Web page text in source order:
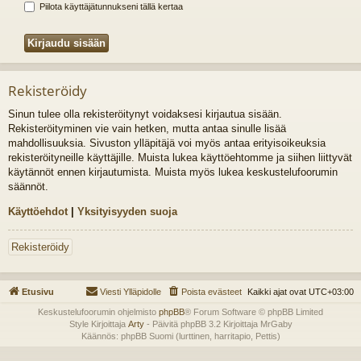
Piilota käyttäjätunnukseni tällä kertaa
Rekisteröidy
Sinun tulee olla rekisteröitynyt voidaksesi kirjautua sisään.
Rekisteröityminen vie vain hetken, mutta antaa sinulle lisää
mahdollisuuksia. Sivuston ylläpitäjä voi myös antaa erityisoikeuksia
rekisteröityneille käyttäjille. Muista lukea käyttöehtomme ja siihen liittyvät
käytännöt ennen kirjautumista. Muista myös lukea keskustelufoorumin
säännöt.
Käyttöehdot | Yksityisyyden suoja
Rekisteröidy
Etusivu Kaikki ajat ovat UTC+03:00
Poista evästeet
Viesti Ylläpidolle
Keskustelufoorumin ohjelmisto phpBB® Forum Software © phpBB Limited
Style Kirjoittaja Arty- Päivitä phpBB 3.2 Kirjoittaja MrGaby
Käännös: phpBB Suomi (lurttinen, harritapio, Pettis)